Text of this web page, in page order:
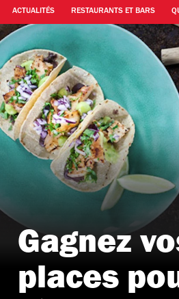
ACTUALITÉS RESTAURANTS ET BARS
Gagnez
places